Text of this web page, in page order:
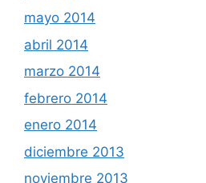
mayo 2014
abril 2014
marzo 2014
febrero 2014
enero 2014
diciembre 2013
noviembre 2013